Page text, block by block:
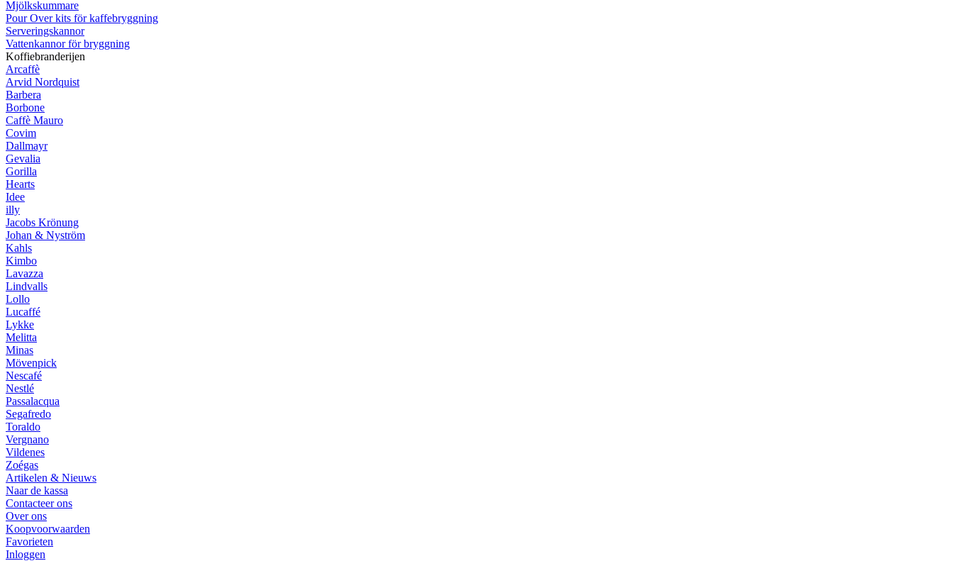
Mjölkskummare
Pour Over kits för kaffebryggning
Serveringskannor
Vattenkannor för bryggning
Koffiebranderijen
Arcaffè
Arvid Nordquist
Barbera
Borbone
Caffè Mauro
Covim
Dallmayr
Gevalia
Gorilla
Hearts
Idee
illy
Jacobs Krönung
Johan & Nyström
Kahls
Kimbo
Lavazza
Lindvalls
Lollo
Lucaffé
Lykke
Melitta
Minas
Mövenpick
Nescafé
Nestlé
Passalacqua
Segafredo
Toraldo
Vergnano
Vildenes
Zoégas
Artikelen & Nieuws
Naar de kassa
Contacteer ons
Over ons
Koopvoorwaarden
Favorieten
Inloggen